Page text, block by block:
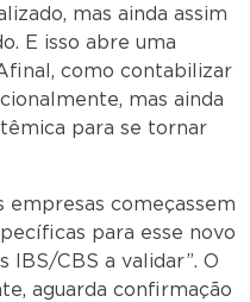
mas ainda assim
E isso abre uma
como contabilizar
mas ainda
para se tornar
empresas começassem
para esse novo
IBS/CBS a validar”. O
aguarda confirmação